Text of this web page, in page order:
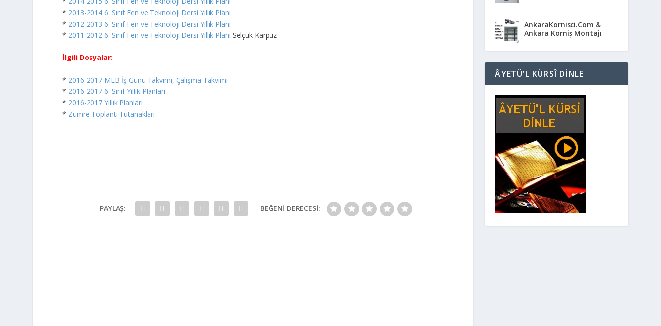
* 2013-2014 6. Sınıf Fen ve Teknoloji Dersi Yıllık Planı
* 2012-2013 6. Sınıf Fen ve Teknoloji Dersi Yıllık Planı
* 2011-2012 6. Sınıf Fen ve Teknoloji Dersi Yıllık Planı Selçuk Karpuz
İlgili Dosyalar:
* 2016-2017 MEB İş Günü Takvimi, Çalışma Takvimi
* 2016-2017 6. Sınıf Yıllık Planları
* 2016-2017 Yıllık Planları
* Zümre Toplantı Tutanakları
PAYLAŞ: BEĞENI DERECESI:
AnkaraKornisci.Com &
Ankara Korniş Montajı
ÂYETÜ’L KÜRSÎ DINLE